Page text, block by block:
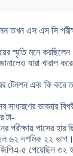
তখন এস এস সি
স্মৃতি মনে
যারা খারাপ
টেনশন এবং কি করে
সাধারণের ভাবনার
টা-
পরীক্ষায় পাসের হার
৬২ দশমিক ২২ ভাগ।
৫ পেয়েছিল ৩২